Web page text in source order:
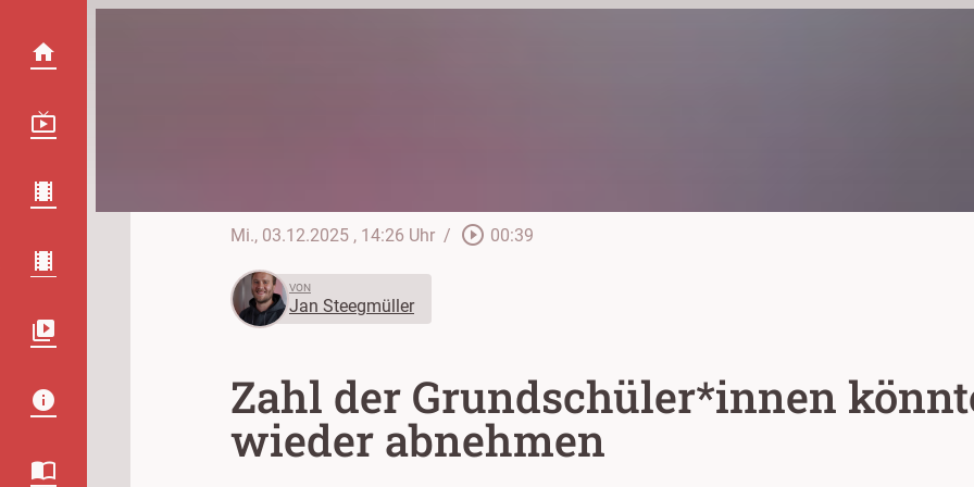
Mi., 03.12.2025 , 14:26 Uhr / play_circle_outline 00:39
VON
Jan Steegmüller
Zahl der Grundschüler*innen
wieder abnehmen